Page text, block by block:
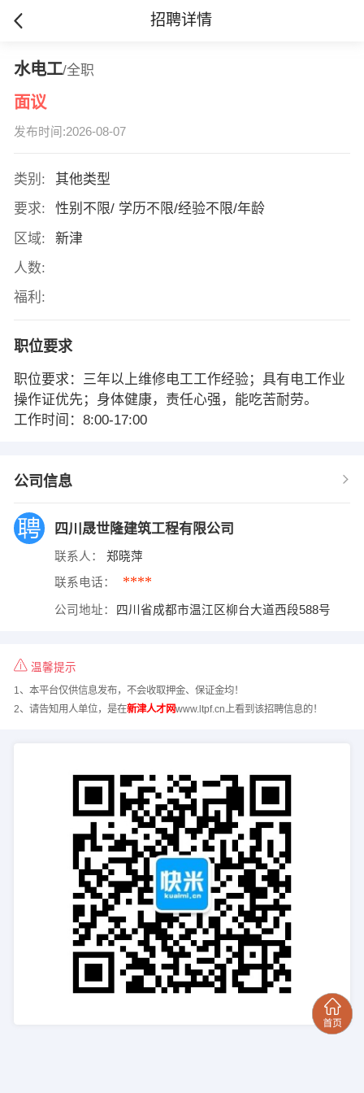
招聘详情
水电工/全职
面议
发布时间:2026-08-07
类别:
其他类型
要求:
性别不限/ 学历不限/经验不限/年龄
区域:
新津
人数:
福利:
职位要求
职位要求：三年以上维修电工工作经验；具有电工作业
操作证优先；身体健康，责任心强，能吃苦耐劳。
工作时间：8:00-17:00
公司信息
四川晟世隆建筑工程有限公司
联系人： 郑晓萍
联系电话： ****
公司地址： 四川省成都市温江区柳台大道西段588号
温馨提示
1、本平台仅供信息发布，不会收取押金、保证金均！
2、请告知用人单位，是在新津人才网www.ltpf.cn上看到该招聘信息的！